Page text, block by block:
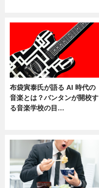
布袋寅泰氏が語る AI 時代の
音楽とは？バンタンが開校す
る音楽学校の目…